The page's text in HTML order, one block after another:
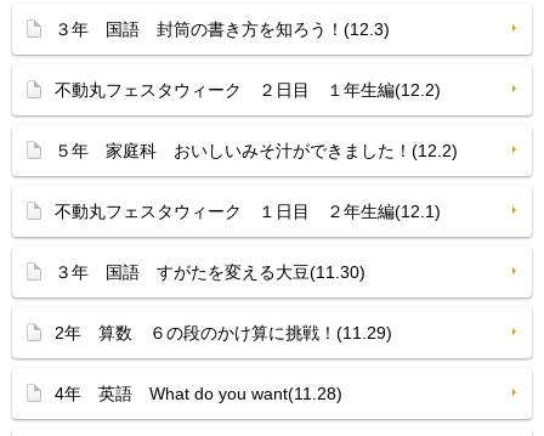
３年 国語 封筒の書き方を知ろう！(12.3)
不動丸フェスタウィーク ２日目 １年生編(12.2)
５年 家庭科 おいしいみそ汁ができました！(12.2)
不動丸フェスタウィーク １日目 ２年生編(12.1)
３年 国語 すがたを変える大豆(11.30)
2年 算数 ６の段のかけ算に挑戦！(11.29)
4年 英語 What do you want(11.28)